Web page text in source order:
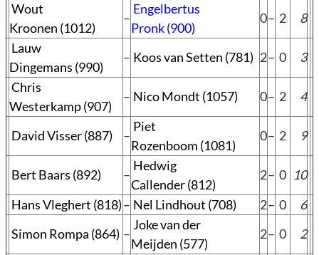
Wout
Kroonen (1012)
–
Engelbertus
Pronk (900)
0– 2
8
Lauw
Dingemans (990)
– Koos van Setten (781) 2– 0
3
Chris
Westerkamp (907)
– Nico Mondt (1057) 0– 2 4
David Visser (887) –
Piet
Rozenboom (1081)
0– 2 9
Bert Baars (892) –
Hedwig
Callender (812)
2– 0 10
Hans Vleghert (818)– Nel Lindhout (708) 2– 0
6
Simon Rompa (864) –
Joke van der
Meijden (577)
2– 0 2